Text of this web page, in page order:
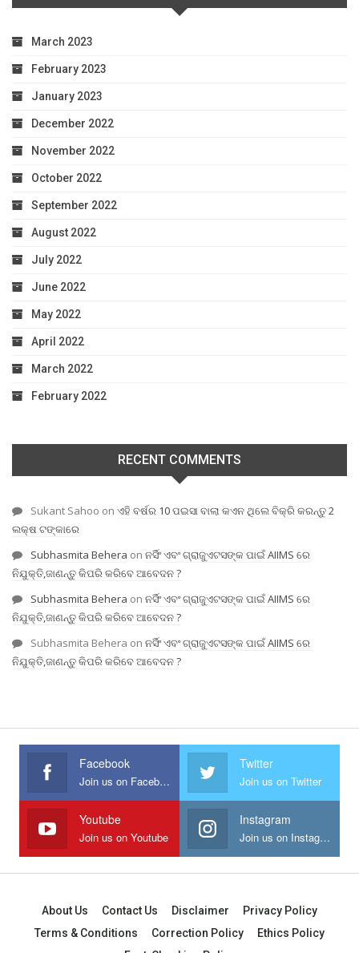
March 2023
February 2023
January 2023
December 2022
November 2022
October 2022
September 2022
August 2022
July 2022
June 2022
May 2022
April 2022
March 2022
February 2022
RECENT COMMENTS
Sukant Sahoo on ଏହି ବର୍ଷର 10 ପଇସା ବାଲା କଏନ ଥିଲେ ବିକ୍ରି କରନ୍ତୁ 2
ଲକ୍ଷ ଟଙ୍କାରେ
Subhasmita Behera on ନର୍ସିଂ ଏବଂ ଗ୍ରାଜୁଏଟସଙ୍କ ପାଇଁ AIIMS ରେ
ନିଯୁକ୍ତି,ଜାଣନ୍ତୁ କିପରି କରିବେ ଆବେଦନ ?
Subhasmita Behera on ନର୍ସିଂ ଏବଂ ଗ୍ରାଜୁଏଟସଙ୍କ ପାଇଁ AIIMS ରେ
ନିଯୁକ୍ତି,ଜାଣନ୍ତୁ କିପରି କରିବେ ଆବେଦନ ?
Subhasmita Behera on ନର୍ସିଂ ଏବଂ ଗ୍ରାଜୁଏଟସଙ୍କ ପାଇଁ AIIMS ରେ
ନିଯୁକ୍ତି,ଜାଣନ୍ତୁ କିପରି କରିବେ ଆବେଦନ ?
Facebook
Join us on Facebook
Twitter
Join us on Twitter
Youtube
Join us on Youtube
Instagram
Join us on Instagram
About Us Contact Us Disclaimer
Privacy Policy
Terms & Conditions
Correction Policy
Ethics Policy